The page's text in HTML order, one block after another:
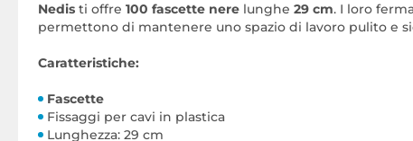
Nedis ti offre 100 fascette nere lunghe 29 cm. I loro
permettono di mantenere uno spazio di lavoro pulito e
Caratteristiche:
Fascette
Fissaggi per cavi in plastica
Lunghezza: 29 cm